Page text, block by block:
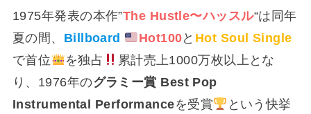
1975年発表の本作”The Hustle〜ハッスル“は同年
夏の間、 Billboard Hot100と Hot Soul Single
で首位
を独占
累計売上1000万枚以上とな
り、1976年のグラミー賞 Best Pop
Instrumental Performanceを受賞
という快挙